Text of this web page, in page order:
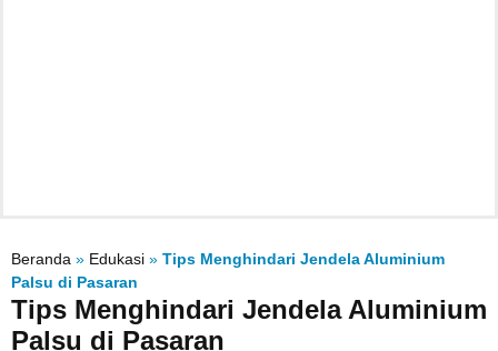
Beranda » Edukasi » Tips Menghindari Jendela Aluminium
Palsu di Pasaran
Tips Menghindari Jendela Aluminium
Palsu di Pasaran